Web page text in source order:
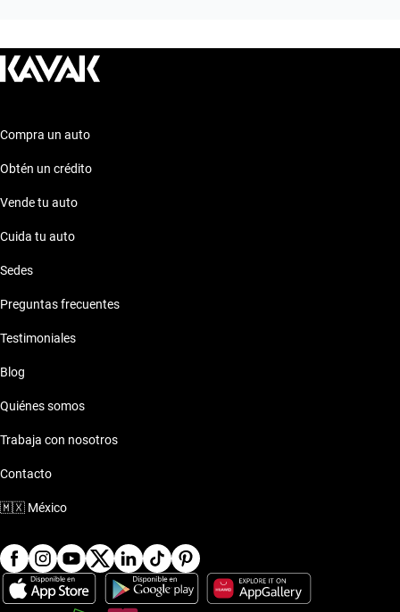
Compra un auto
Obtén un crédito
Vende tu auto
Cuida tu auto
Sedes
Preguntas frecuentes
Testimoniales
Blog
Quiénes somos
Trabaja con nosotros
Contacto
🇲🇽 México